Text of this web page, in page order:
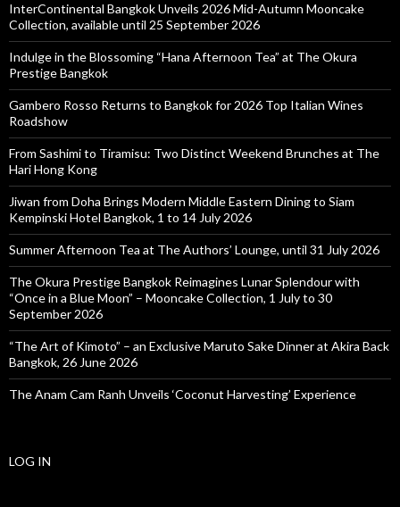
InterContinental Bangkok Unveils 2026 Mid-Autumn Mooncake
Collection, available until 25 September 2026
Indulge in the Blossoming “Hana Afternoon Tea” at The Okura
Prestige Bangkok
Gambero Rosso Returns to Bangkok for 2026 Top Italian Wines
Roadshow
From Sashimi to Tiramisu: Two Distinct Weekend Brunches at The
Hari Hong Kong
Jiwan from Doha Brings Modern Middle Eastern Dining to Siam
Kempinski Hotel Bangkok, 1 to 14 July 2026
Summer Afternoon Tea at The Authors’ Lounge, until 31 July 2026
The Okura Prestige Bangkok Reimagines Lunar Splendour with
“Once in a Blue Moon” – Mooncake Collection, 1 July to 30
September 2026
“The Art of Kimoto” – an Exclusive Maruto Sake Dinner at Akira Back
Bangkok, 26 June 2026
The Anam Cam Ranh Unveils ‘Coconut Harvesting’ Experience
LOG IN